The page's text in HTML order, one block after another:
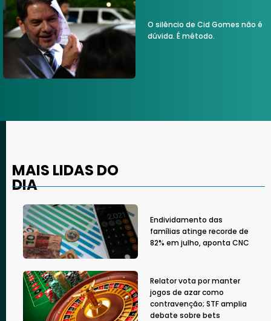
O silêncio de Cid Gomes não é
dúvida. É método.
MAIS LIDAS DO
DIA
Endividamento das
famílias atinge recorde de
82% em julho, aponta CNC
Relator vota por manter
jogos de azar como
contravenção; STF amplia
debate sobre bets